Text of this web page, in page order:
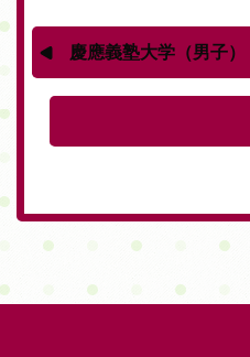
慶應義塾大学（男子）